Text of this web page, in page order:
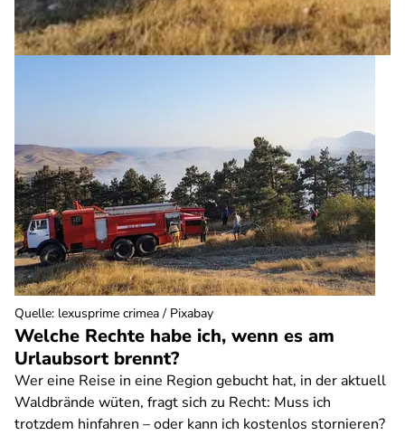
Welche Rechte habe ich, wenn es am
Urlaubsort brennt?
Wer eine Reise in eine Region gebucht hat, in der aktuell
Waldbrände wüten, fragt sich zu Recht: Muss ich
trotzdem hinfahren – oder kann ich kostenlos stornieren?
Quelle: lexusprime crimea / Pixabay